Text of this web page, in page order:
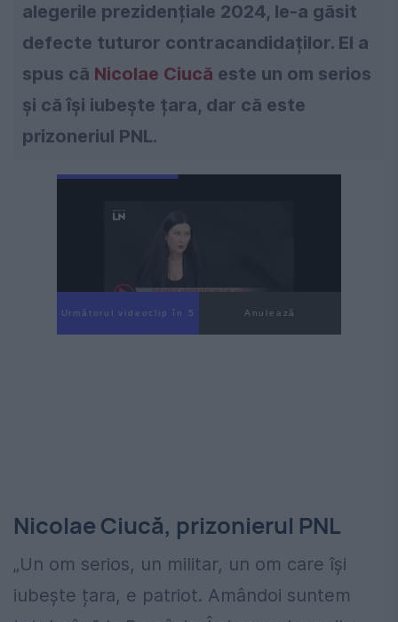
alegerile prezidențiale 2024, le-a găsit
defecte tuturor contracandidaților. El a
spus că Nicolae Ciucă este un om serios
și că își iubește țara, dar că este
prizoneriul PNL.
Următorul videoclip în 3 Anulează
Nicolae Ciucă, prizonierul PNL
„Un om serios, un militar, un om care își
iubește țara, e patriot. Amândoi suntem